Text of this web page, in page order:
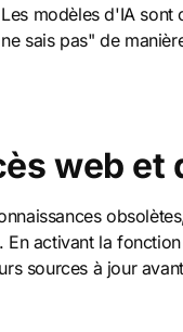
Les modèles d'IA sont
sais pas" de
web et
En activant la
sources à jour